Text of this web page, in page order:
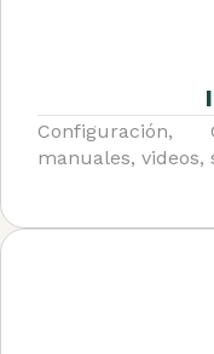
manuales, videos,